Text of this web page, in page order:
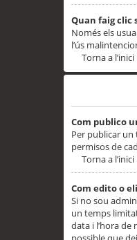
Quan faig clic
Només els
l’ús
Torna a l’inici
Com publico
Per publicar un
permisos de
Torna a l’inici
Com edito o
Si no sou
un temps
data i l’hora